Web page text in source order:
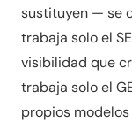
sustituyen — se
trabaja solo el
visibilidad que
trabaja solo el
propios